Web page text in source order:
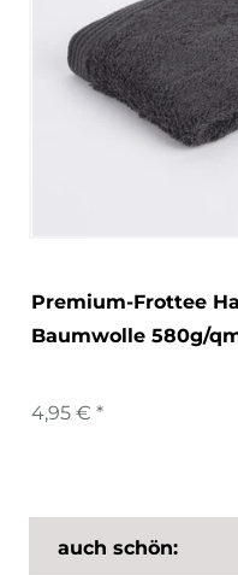
Premium-Frottee
Baumwolle 580g/
4,95 € *
auch schön: